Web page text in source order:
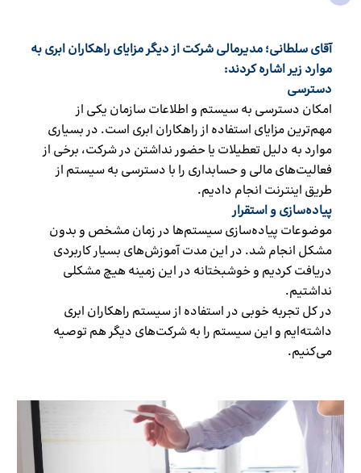
آقای سلطانی؛ مدیرمالی شرکت از دیگر مزایای راهکاران ابری به
موارد زیر اشاره کردند:
دسترسی
امکان دسترسی به سیستم و اطلاعات سازمان یکی از
مهم‌ترین مزایای استفاده از راهکاران ابری است. در بسیاری
موارد به دلیل تعطیلات یا حضور نداشتن در شرکت، برخی از
فعالیت‌های مالی و حسابداری را با دسترسی به سیستم از
طریق اینترنت انجام دادیم.
پیاده‌سازی و استقرار
موضوعات پیاده‌سازی سیستم‌ها در زمان مشخص و بدون
مشکل انجام شد. در این مدت آموزش‌های بسیار کاربردی
دریافت کردیم و خوشبختانه در این زمینه هیچ مشکلی
نداشتیم.
در کل تجربه خوبی در استفاده از سیستم راهکاران ابری
داشته‌ایم و این سیستم را به شرکت‌های دیگر هم توصیه
می‌کنیم.